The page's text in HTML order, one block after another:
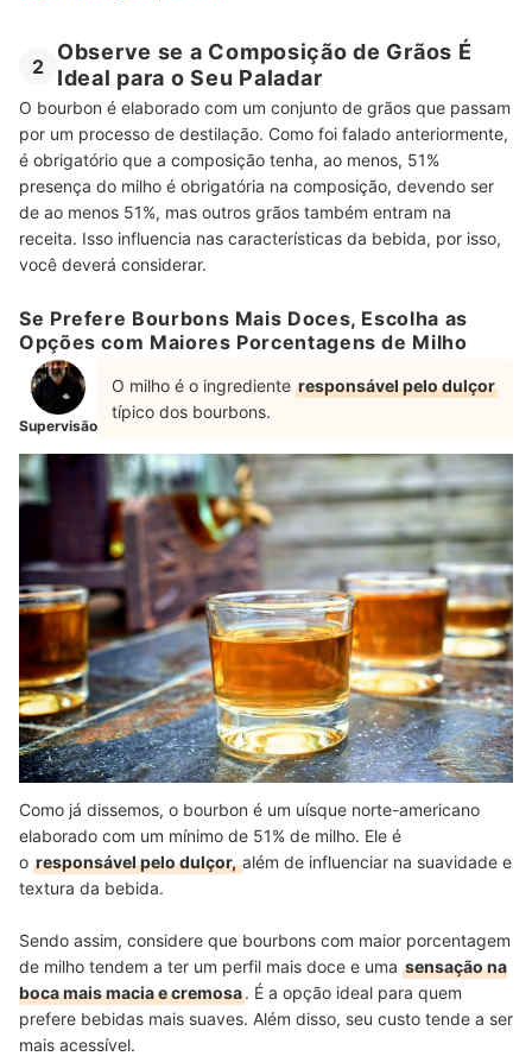
2
Observe se a Composição de Grãos É
Ideal para o Seu Paladar
O bourbon é elaborado com um conjunto de grãos que passam
por um processo de destilação. Como foi falado anteriormente,
é obrigatório que a composição tenha, ao menos, 51%
presença do milho é obrigatória na composição, devendo ser
de ao menos 51%, mas outros grãos também entram na
receita. Isso influencia nas características da bebida, por isso,
você deverá considerar.
Se Prefere Bourbons Mais Doces, Escolha as
Opções com Maiores Porcentagens de Milho
Supervisão
O milho é o ingrediente responsável pelo dulçor
típico dos bourbons.
Como já dissemos, o bourbon é um uísque norte-americano
elaborado com um mínimo de 51% de milho. Ele é
o responsável pelo dulçor,além de influenciar na suavidade e
textura da bebida.
Sendo assim, considere que bourbons com maior porcentagem
de milho tendem a ter um perfil mais doce e uma sensação na
boca mais macia e cremosa. É a opção ideal para quem
prefere bebidas mais suaves. Além disso, seu custo tende a ser
mais acessível.